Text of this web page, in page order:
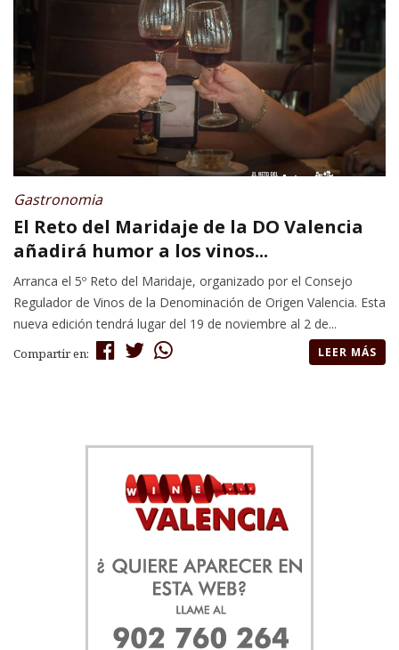
Gastronomia
El Reto del Maridaje de la DO Valencia
añadirá humor a los vinos...
Arranca el 5º Reto del Maridaje, organizado por el Consejo
Regulador de Vinos de la Denominación de Origen Valencia. Esta
nueva edición tendrá lugar del 19 de noviembre al 2 de...
Compartir en: LEER MÁS